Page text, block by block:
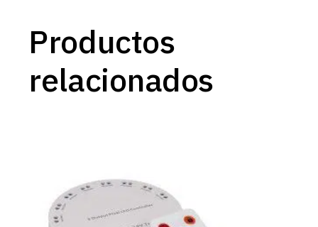
Productos
relacionados